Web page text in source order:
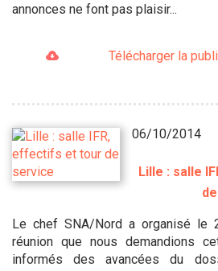
annonces ne font pas plaisir...
Télécharger la
06/10/2014
Lille : salle
Le chef SNA/Nord a organisé le
réunion que nous demandions
informés des avancées du